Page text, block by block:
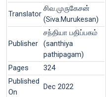
Translator
சிவ.முருகேசன்
(Siva.Murukesan)
Publisher
சந்தியா பதிப்பகம்
(santhiya
pathipagam)
Pages
324
Published
On
Dec 2022